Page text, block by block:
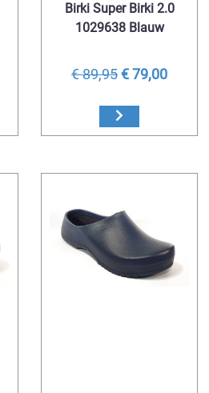
Birki Super Birki 2.0
1029638 Blauw
€ 89,95€ 79,00